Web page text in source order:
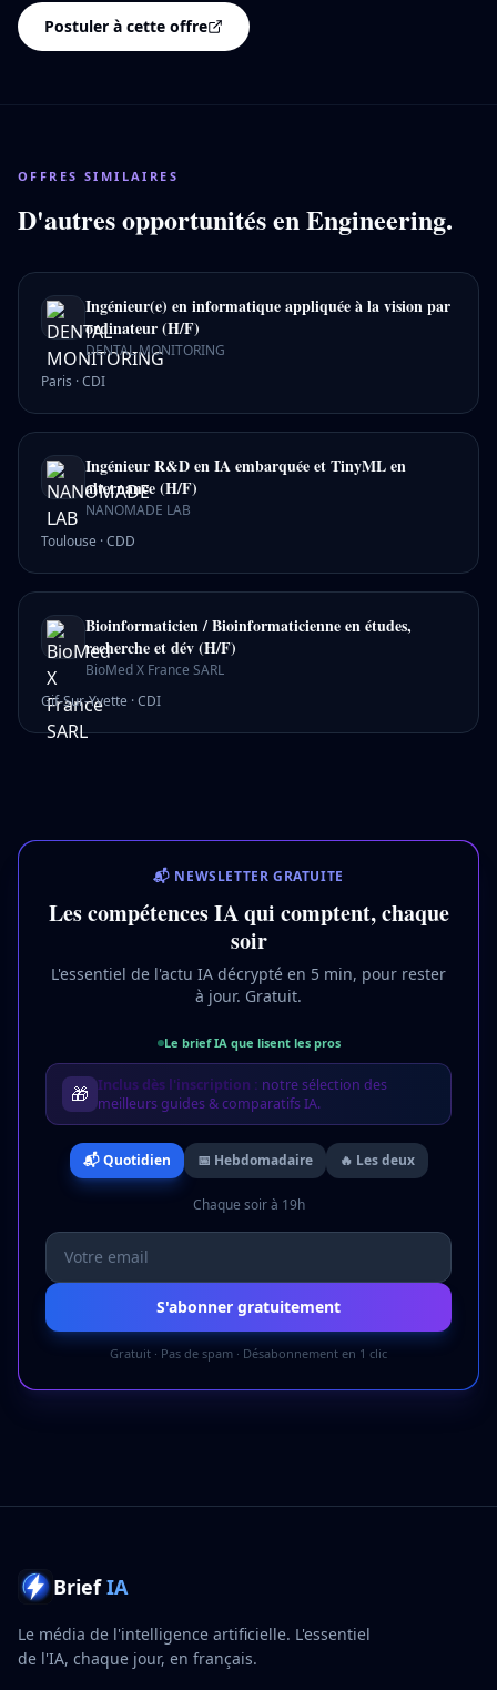
Postuler à cette offre
OFFRES SIMILAIRES
D'autres opportunités enEngineering.
Ingénieur(e) en informatique appliquée à la vision par
ordinateur (H/F)
DENTAL MONITORING
Paris ·CDI
Ingénieur R&D en IA embarquée et TinyML en
alternance (H/F)
NANOMADE LAB
Toulouse ·CDD
Bioinformaticien / Bioinformaticienne en études,
recherche et dév (H/F)
BioMed X France SARL
Gif-Sur-Yvette ·CDI
📬 NEWSLETTER GRATUITE
Les compétences IA qui comptent, chaque
soir
L'essentiel de l'actu IA décrypté en 5 min, pour rester
à jour. Gratuit.
Le brief IA que lisent les pros
🎁 Inclus dès l'inscription : notre sélection des
meilleurs guides & comparatifs IA.
📬 Quotidien 📅 Hebdomadaire 🔥 Les deux
Chaque soir à 19h
S'abonner gratuitement
Gratuit · Pas de spam · Désabonnement en 1 clic
Brief IA
Le média de l'intelligence artificielle. L'essentiel
de l'IA, chaque jour, en français.